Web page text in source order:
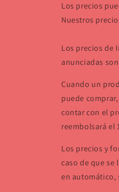
Los precios
Nuestros
Los precios de
anunciadas
Cuando un
puede
contar con el
reembolsará el
Los precios y
caso de que se
en automático,